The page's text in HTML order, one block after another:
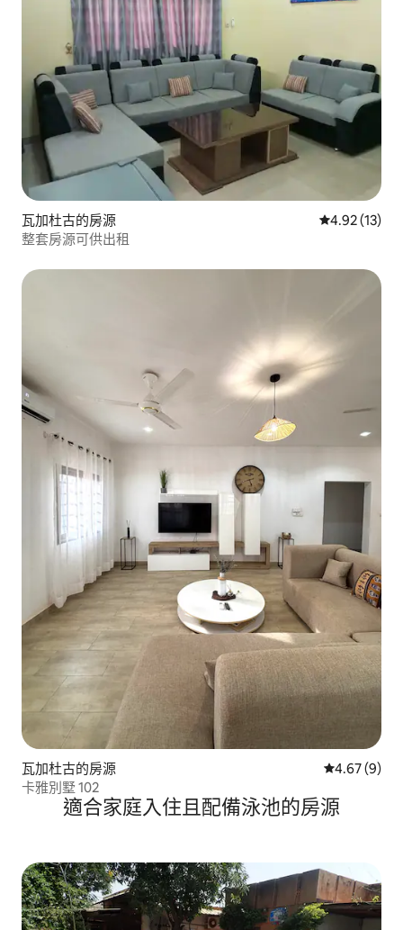
瓦加杜古的房源 從 13 則評價
4.92 (13)
整套房源可供出租
瓦加杜古的房源 從 9 則評價
4.67 (9)
卡雅別墅 102
適合家庭入住且配備泳池的房源